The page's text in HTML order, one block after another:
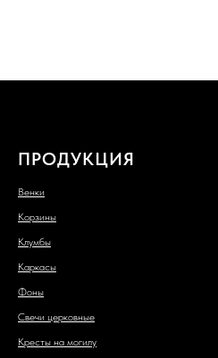
ПРОДУКЦИЯ
Венки
Корзины
Клумбы
Каркасы
Фоны
Свечи церковные
Кресты на могилу